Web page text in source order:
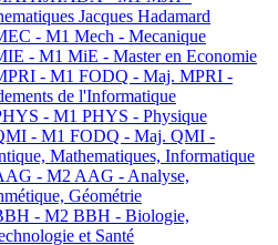
Jacques Hadamard
- M1 Mech - Mecanique
- M1 MiE - Master en Economie
- M1 FODQ - Maj. MPRI -
de l'Informatique
- M1 PHYS - Physique
- M1 FODQ - Maj. QMI -
Mathematiques, Informatique
- M2 AAG - Analyse,
Géométrie
- M2 BBH - Biologie,
et Santé